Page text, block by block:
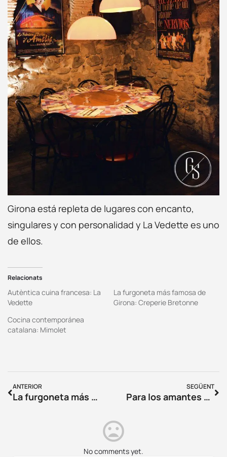
Girona está repleta de lugares con encanto,
singulares y con personalidad y La Vedette es uno
de ellos.
Relacionats
Autèntica cuina francesa: La
Vedette
La furgoneta más famosa de
Girona: Creperie Bretonne
Cocina contemporánea
catalana: Mimolet
ANTERIOR
La furgoneta más famosa de Girona: Creperie Bretonne
SEGÜENT
Para los amantes del vino: Llevataps
No comments yet.